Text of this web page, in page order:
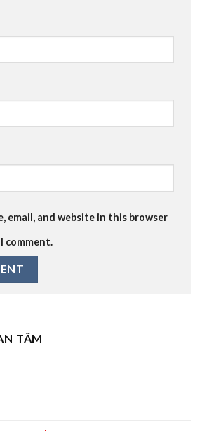
email, and website in this browser
comment.
TÂM